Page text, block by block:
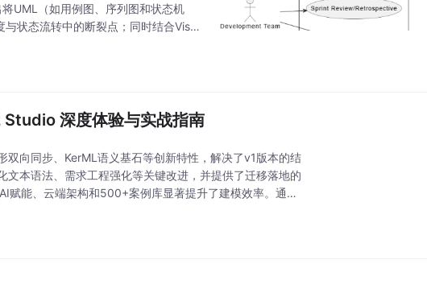
UML（如用例图、序列图和状态机
状态流转中的断裂点；同时结合Visu
深度体验与实战指南
向同步、KerML语义基石等创新特性，解决了v1版本的结
本语法、需求工程强化等关键改进，并提供了迁移落地的
能、云端架构和500+案例库显著提升了建模效率。通过